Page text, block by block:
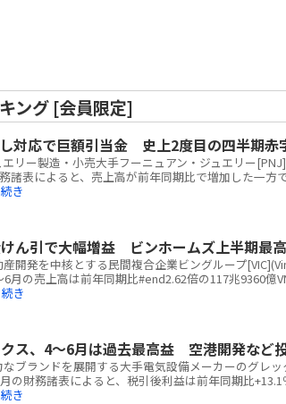
ング [会員限定]
対応で巨額引当金 史上2度目の四半期赤
リー製造・小売大手フーニュアン・ジュエリー
諸表によると、売上高が前年同期比で増加した一方
き
ん引で大幅増益 ビンホームズ上半期最
開発を中核とする民間複合企業ビングループ
6月の売上高は前年同期比#end2.62倍の117兆9360億
き
ス、4～6月は過去最高益 空港開発など
ブランドを展開する大手電気設備メーカーのグレ
の財務諸表によると、税引後利益は前年同期比
き